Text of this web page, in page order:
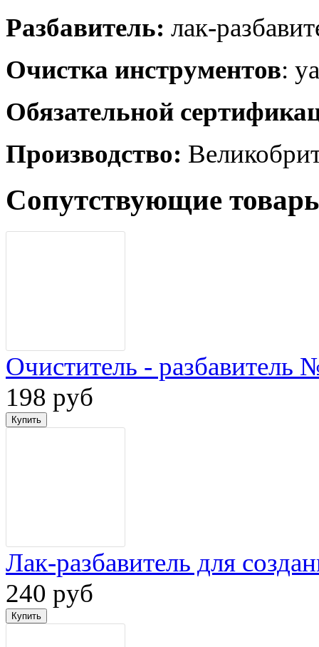
Разбавитель: лак-
Очистка инструментов:
Обязательной
Производство:
Сопутствующие
Очиститель - разбавитель
198 руб
Лак-разбавитель для
240 руб